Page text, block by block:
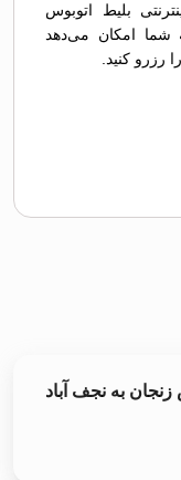
بلیط اتوبوس
به شما امکان می‌دهد
کنید.
چگونه می‌توانم خرید آنلاین بلیط اتوبوس زنجان به نجف آباد